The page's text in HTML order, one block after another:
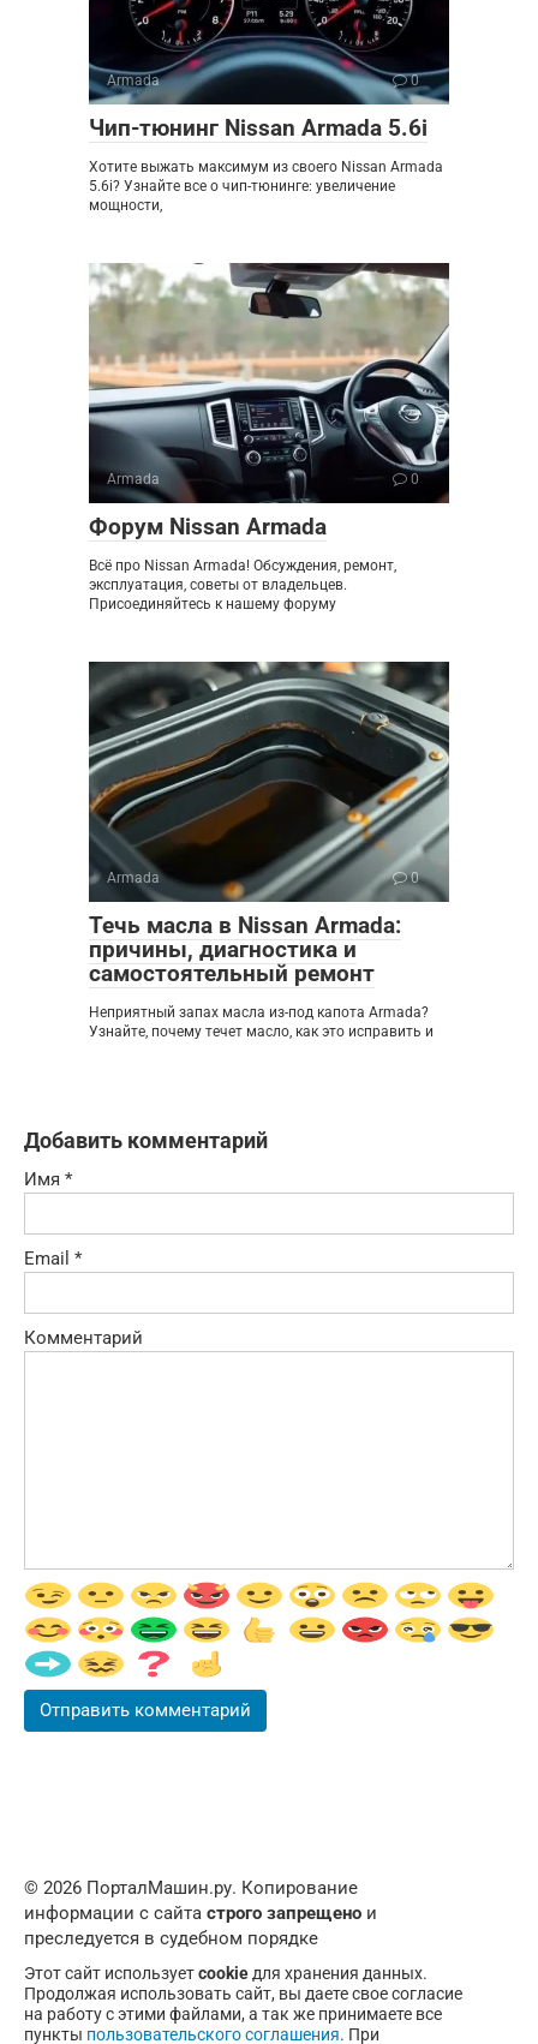
Armada 0
Чип-тюнинг Nissan Armada 5.6i
Хотите выжать максимум из своего Nissan Armada
5.6i? Узнайте все о чип-тюнинге: увеличение
мощности,
Armada 0
Форум Nissan Armada
Всё про Nissan Armada! Обсуждения, ремонт,
эксплуатация, советы от владельцев.
Присоединяйтесь к нашему форуму
Armada 0
Течь масла в Nissan Armada:
причины, диагностика и
самостоятельный ремонт
Неприятный запах масла из-под капота Armada?
Узнайте, почему течет масло, как это исправить и
Добавить комментарий
Имя *
Email *
Комментарий
© 2026 ПорталМашин.ру. Копирование
информации с сайта строго запрещено и
преследуется в судебном порядке
Этот сайт используетcookie для хранения данных.
Продолжая использовать сайт, вы даете свое согласие
на работу с этими файлами, а так же принимаете все
пункты пользовательского соглашения. При